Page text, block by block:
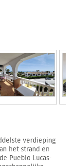
verdieping
het strand en
Pueblo Lucas-